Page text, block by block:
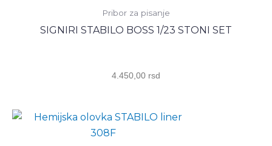
Pribor za pisanje
SIGNIRI STABILO BOSS 1/23 STONI SET
4.450,00 rsd